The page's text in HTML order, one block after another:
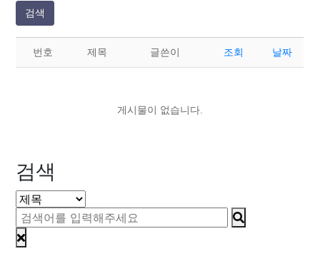
검색
번호 제목 글쓴이 조회 날짜
게시물이 없습니다.
검색